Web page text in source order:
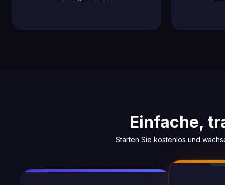
Einfache,
Starten Sie kostenlos und